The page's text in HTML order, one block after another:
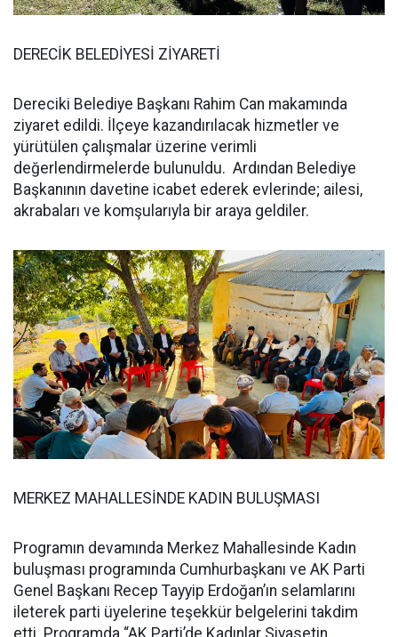
DERECİK BELEDİYESİ ZİYARETİ
Dereciki Belediye Başkanı Rahim Can makamında
ziyaret edildi. İlçeye kazandırılacak hizmetler ve
yürütülen çalışmalar üzerine verimli
değerlendirmelerde bulunuldu. Ardından Belediye
Başkanının davetine icabet ederek evlerinde; ailesi,
akrabaları ve komşularıyla bir araya geldiler.
MERKEZ MAHALLESİNDE KADIN BULUŞMASI
Programın devamında Merkez Mahallesinde Kadın
buluşması programında Cumhurbaşkanı ve AK Parti
Genel Başkanı Recep Tayyip Erdoğan’ın selamlarını
ileterek parti üyelerine teşekkür belgelerini takdim
etti. Programda “AK Parti’de Kadınlar Siyasetin